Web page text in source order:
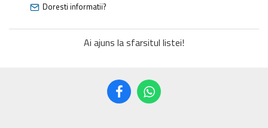
Doresti informatii?
Ai ajuns la sfarsitul listei!